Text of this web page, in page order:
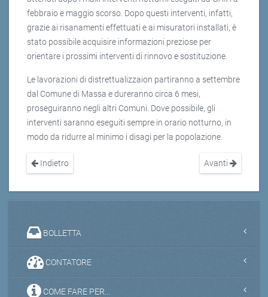
febbraio e maggio scorso. Dopo questi interventi, infatti,
grazie ai risanamenti effettuati e ai misuratori installati, è
stato possibile acquisire informazioni preziose per
orientare i prossimi interventi di rinnovo e sostituzione.
Le lavorazioni di distrettualizzaion partiranno a settembre
dal Comune di Massa e dureranno circa 6 mesi,
proseguiranno negli altri Comuni. Dove possibile, gli
interventi saranno eseguiti sempre in orario notturno, in
modo da ridurre al minimo i disagi per la popolazione.
Indietro Avanti
BOLLETTA
CONTATORE
COME FARE PER...